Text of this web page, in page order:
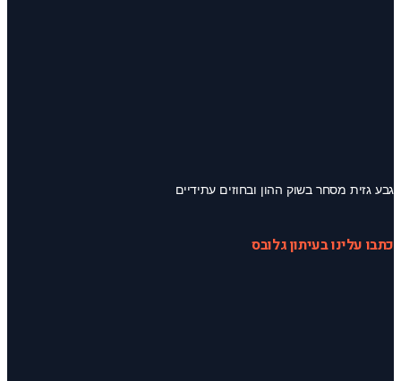
גבע גזית מסחר בשוק ההון ובחוזים עתידיים
כתבו עלינו בעיתון גלובס